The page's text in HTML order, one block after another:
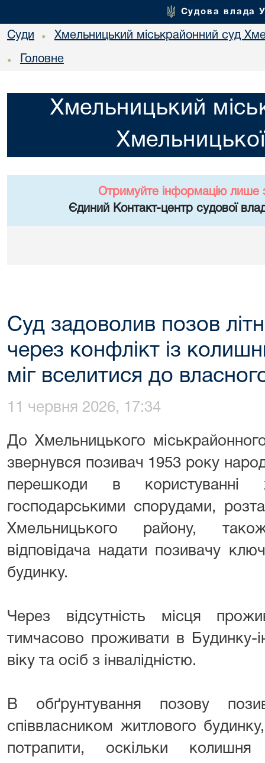
Судова влада
Суди • Хмельницький міськрайонний суд
• Головне
Хмельницький
Отримуйте інформацію лише
Єдиний Контакт-центр судової
Суд задоволив позов
через конфлікт із
міг вселитися до
11 червня 2026, 17:34
До Хмельницького
звернувся позивач 1953 року
перешкоди в
господарськими спорудами,
Хмельницького району,
відповідача надати позивачу
будинку.
Через відсутність місця
тимчасово проживати в Будинку-
віку та осіб з інвалідністю.
В обґрунтування позову
співвласником житлового
потрапити, оскільки